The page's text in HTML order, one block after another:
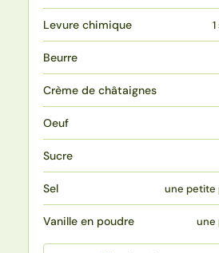
Levure chimique
Beurre
Crème de châtaignes
Oeuf
Sucre
Sel une petite
Vanille en poudre une